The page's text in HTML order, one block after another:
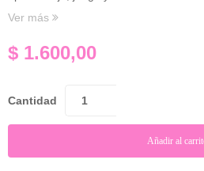
Ver más
$ 1.600,00
Cantidad
Añadir al